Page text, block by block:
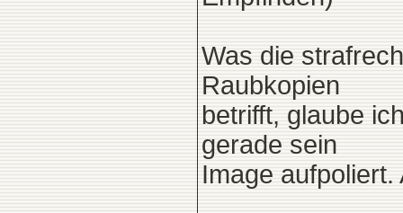
Was die
Raubkopien
betrifft, glaube
gerade sein
Image